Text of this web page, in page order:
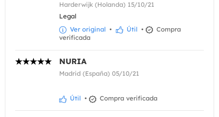
Harderwijk (Holanda) 15/10/21
Legal
Ver original • Útil •
Compra
verificada
NURIA
Madrid (España) 05/10/21
Útil • Compra verificada